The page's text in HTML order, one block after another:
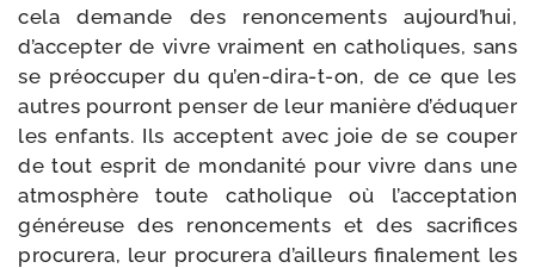
cela demande des renon­ce­ments aujourd’­hui,
d’ac­cep­ter de vivre vrai­ment en catho­liques, sans
se pré­oc­cu­per du qu’en-​dira-​t-​on, de ce que les
autres pour­ront pen­ser de leur manière d’é­du­quer
les enfants. Ils acceptent avec joie de se cou­per
de tout esprit de mon­da­ni­té pour vivre dans une
atmo­sphère toute catho­lique où l’ac­cep­ta­tion
géné­reuse des renon­ce­ments et des sacri­fices
pro­cu­re­ra, leur pro­cu­re­ra d’ailleurs fina­le­ment les